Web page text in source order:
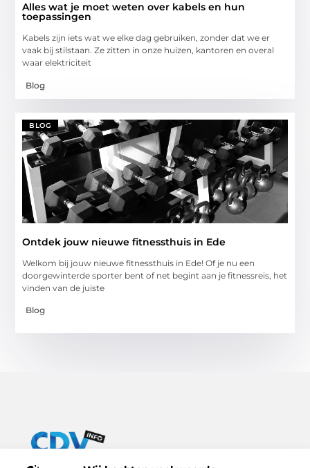
Alles wat je moet weten over kabels en hun
toepassingen
Kabels zijn iets wat we elke dag gebruiken, zonder dat we er
vaak bij stilstaan. Ze zitten in onze huizen, kantoren en overal
waar elektriciteit
Blog
BLOG
Ontdek jouw nieuwe fitnessthuis in Ede
Welkom bij jouw nieuwe fitnessthuis in Ede! Of je nu een
doorgewinterde sporter bent of net begint aan je fitnessreis, het
vinden van de juiste
Blog